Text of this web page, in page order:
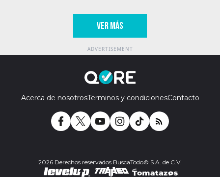
VER MÁS
Acerca de nosotrosTerminos y condicionesContacto
2026 Derechos reservados BuscaTodo© S.A. de C.V.